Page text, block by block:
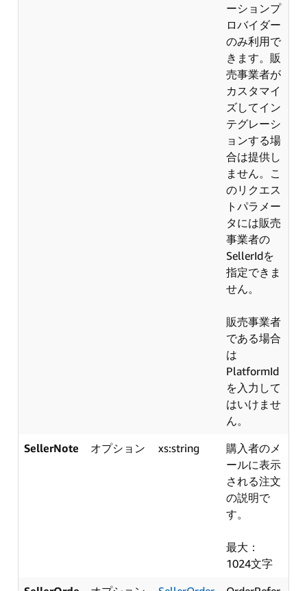
ーションプ
ロバイダー
のみ利用で
きます。販
売事業者が
カスタマイ
ズしてイン
テグレーシ
ョンする場
合は提供し
ません。こ
のリクエス
トパラメー
タには販売
事業者の
SellerIdを
指定できま
せん。
販売事業者
である場合
は
PlatformId
を入力して
はいけませ
ん。
SellerNote
オプション xs:string
購入者のメ
ールに表示
される注文
の説明で
す。
最大：
1024文字